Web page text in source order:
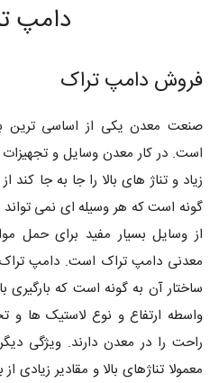
دامپ
فروش دامپ تراک
صنعت معدن یکی از اساسی
است. در کار معدن وسایل و
زیاد و تناژ های بالا را جا به جا
گونه است که هر وسیله ای نمی تواند
از وسایل بسیار مفید برای حمل
معدنی دامپ تراک است. دامپ
ساختار آن به گونه است که
واسطه ارتفاع و نوع لاستیک ها و
راحت را در معدن دارند. ویژگی
معمولا تناژهای بالا و مقادیر زیادی